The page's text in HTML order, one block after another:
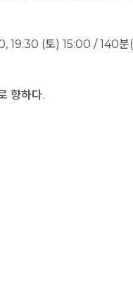
19:30 (토) 15:00 / 140분
향하다.